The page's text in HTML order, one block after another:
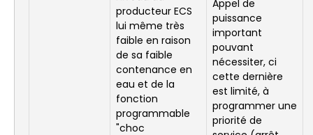
producteur ECS
lui même très
faible en raison
de sa faible
contenance en
eau et de la
fonction
programmable
"choc
Appel de
puissance
important
pouvant
nécessiter, ci
cette dernière
est limité, à
programmer une
priorité de